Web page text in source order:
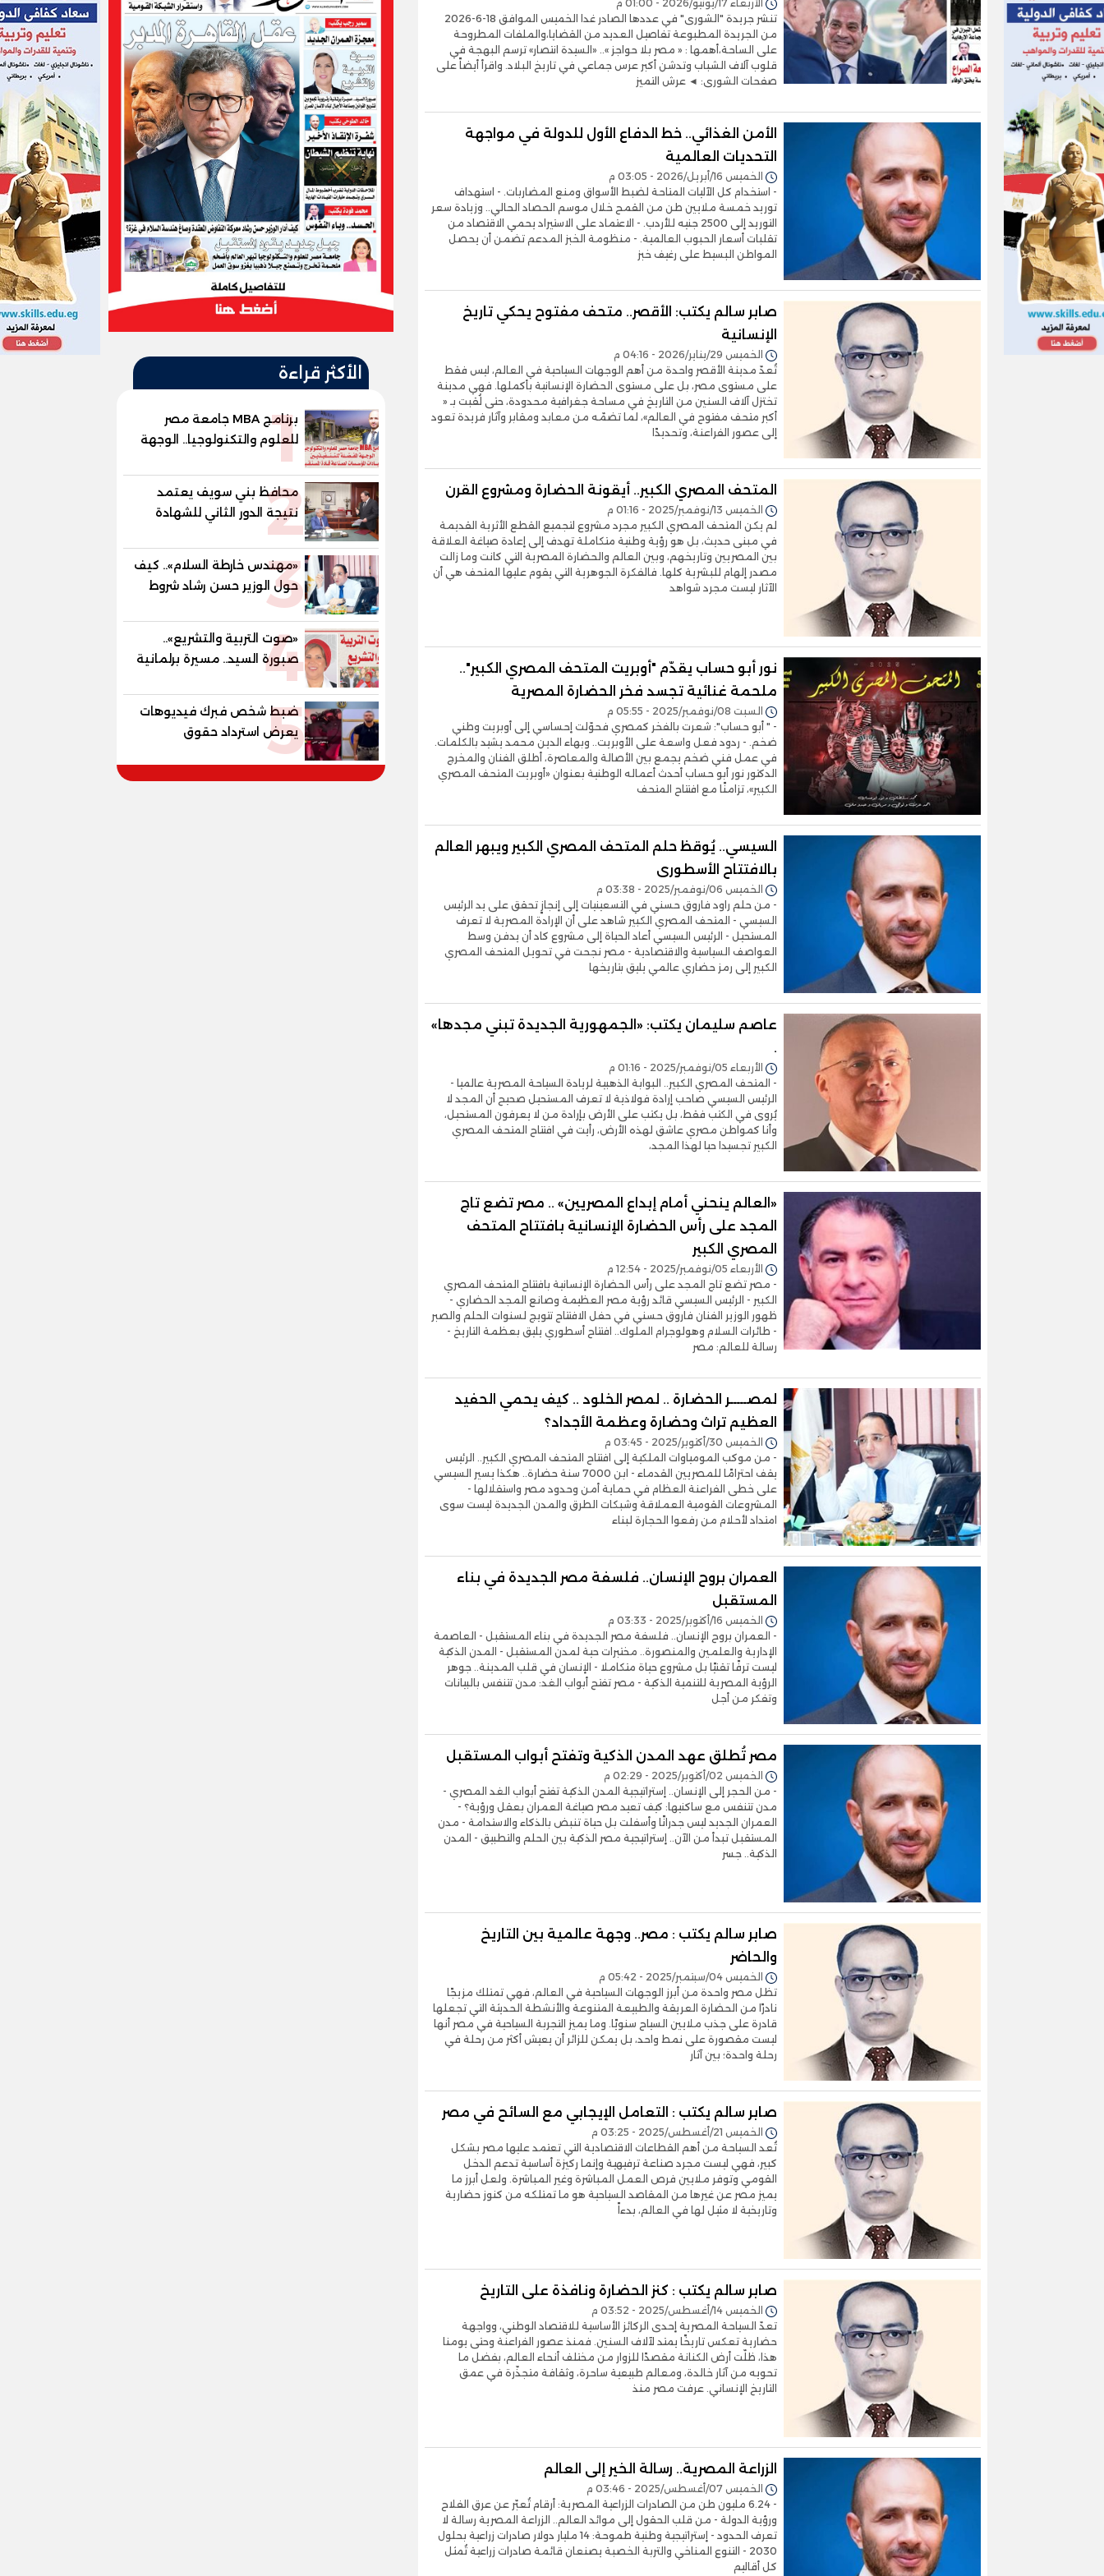
الأربعاء 17/يونيو/2026 - 01:00 م
تنشر جريدة "الشورى" في عددها الصادر غدا الخميس الموافق 18-6-2026
من الجريدة المطبوعة تفاصيل العديد من القضايا،والملفات المطروحة
على الساحة،أهمها : « مصر بلا حواجز ».. «السيدة انتصار» ترسم البهجة في
قلوب آلاف الشباب وتدشن أكبر عرس جماعي في تاريخ البلاد. واقرأ أيضاً على
صفحات الشورى: ◄ عرش التميز
الأمن الغذائي.. خط الدفاع الأول للدولة في مواجهة
التحديات العالمية
الخميس 16/أبريل/2026 - 03:05 م
- استخدام كل الآليات المتاحة لضبط الأسواق ومنع المضاربات. - استهداف
توريد خمسة ملايين طن من القمح خلال موسم الحصاد الحالي.. وزيادة سعر
التوريد إلى 2500 جنيه للأردب. - الاعتماد على الاستيراد يحمي الاقتصاد من
تقلبات أسعار الحبوب العالمية. - منظومة الخبز المدعم تضمن أن يحصل
المواطن البسيط على رغيف خبز
صابر سالم يكتب: الأقصر.. متحف مفتوح يحكي تاريخ
الإنسانية
الخميس 29/يناير/2026 - 04:16 م
تُعدّ مدينة الأقصر واحدة من أهم الوجهات السياحية في العالم، ليس فقط
على مستوى مصر، بل على مستوى الحضارة الإنسانية بأكملها. فهي مدينة
تختزل آلاف السنين من التاريخ في مساحة جغرافية محدودة، حتى لُقبت بـ «
أكبر متحف مفتوح في العالم»، لما تضمّه من معابد ومقابر وآثار فريدة تعود
إلى عصور الفراعنة، وتحديدًا
المتحف المصري الكبير.. أيقونة الحضارة ومشروع القرن
الخميس 13/نوفمبر/2025 - 01:16 م
لم يكن المتحف المصري الكبير مجرد مشروع لتجميع القطع الأثرية القديمة
في مبنى حديث، بل هو رؤية وطنية متكاملة تهدف إلى إعادة صياغة العلاقة
بين المصريين وتاريخهم، وبين العالم والحضارة المصرية التي كانت وما زالت
مصدر إلهام للبشرية كلها. فالفكرة الجوهرية التي يقوم عليها المتحف هي أن
الآثار ليست مجرد شواهد
نور أبو حساب يقدّم "أوبريت المتحف المصري الكبير"..
ملحمة غنائية تجسد فخر الحضارة المصرية
السبت 08/نوفمبر/2025 - 05:55 م
- " أبو حساب": شعرت بالفخر كمصري فحوّلت إحساسي إلى أوبريت وطني
ضخم. - ردود فعل واسعة على الأوبريت.. وبهاء الدين محمد يشيد بالكلمات.
في عمل فني ضخم يجمع بين الأصالة والمعاصرة، أطلق الفنان والمخرج
الدكتور نور أبو حساب أحدث أعماله الوطنية بعنوان «أوبريت المتحف المصري
الكبير»، تزامنًا مع افتتاح المتحف
السيسي.. يُوقظ حلم المتحف المصري الكبير ويبهر العالم
بالافتتاح الأسطورى
الخميس 06/نوفمبر/2025 - 03:38 م
- من حلم راود فاروق حسني في التسعينيات إلى إنجازٍ تحقق على يد الرئيس
السيسي - المتحف المصري الكبير شاهد على أن الإرادة المصرية لا تعرف
المستحيل - الرئيس السيسي أعاد الحياة إلى مشروع كاد أن يدفن وسط
العواصف السياسية والاقتصادية - مصر نجحت في تحويل المتحف المصري
الكبير إلى رمز حضاري عالمي يليق بتاريخها
عاصم سليمان يكتب: «الجمهورية الجديدة تبني مجدها»
.
الأربعاء 05/نوفمبر/2025 - 01:16 م
- المتحف المصري الكبير.. البوابة الذهبية لريادة السياحة المصرية عالميا -
الرئيس السيسي صاحب إرادة فولاذية لا تعرف المستحيل صحيح أن المجد لا
يُروى في الكتب فقط، بل يكتب على الأرض بإرادة من لا يعرفون المستحيل،
وأنا كمواطن مصري عاشق لهذه الأرض، رأيت في افتتاح المتحف المصري
الكبير تجسيدا حيا لهذا المجد،
«العالم ينحني أمام إبداع المصريين» .. مصر تضع تاج
المجد على رأس الحضارة الإنسانية بافتتاح المتحف
المصري الكبير
الأربعاء 05/نوفمبر/2025 - 12:54 م
- مصر تضع تاج المجد على رأس الحضارة الإنسانية بافتتاح المتحف المصري
الكبير - الرئيس السيسي قائد رؤية مصر العظيمة وصانع المجد الحضاري -
ظهور الوزير الفنان فاروق حسني في حفل الافتتاح تتويج لسنوات الحلم والصبر
- طائرات السلام وهولوجرام الملوك.. افتتاح أسطوري يليق بعظمة التاريخ -
رسالة للعالم: مصر
لمصـــــر الحضارة .. لمصر الخلود .. كيف يحمي الحفيد
العظيم تراث وحضارة وعظمة الأجداد؟
الخميس 30/أكتوبر/2025 - 03:45 م
- من موكب المومياوات الملكية إلى افتتاح المتحف المصري الكبير.. الرئيس
يقف احترامًا للمصريين القدماء - ابن 7000 سنة حضارة.. هكذا يسير السيسي
على خطى الفراعنة العظام في حماية أمن وحدود مصر واستقلالها -
المشروعات القومية العملاقة وشبكات الطرق والمدن الجديدة ليست سوى
امتداد لأحلام من رفعوا الحجارة لبناء
العمران بروح الإنسان.. فلسفة مصر الجديدة في بناء
المستقبل
الخميس 16/أكتوبر/2025 - 03:33 م
- العمران بروح الإنسان.. فلسفة مصر الجديدة في بناء المستقبل - العاصمة
الإدارية والعلمين والمنصورة.. مختبرات حية لمدن المستقبل - المدن الذكية
ليست ترفًا تقنيًا بل مشروع حياة متكاملا - الإنسان في قلب المدينة.. جوهر
الرؤية المصرية للتنمية الذكية - مصر تفتح أبواب الغد: مدن تتنفس بالبيانات
وتفكر من أجل
مصر تُطلق عهد المدن الذكية وتفتح أبواب المستقبل
الخميس 02/أكتوبر/2025 - 02:29 م
- من الحجر إلى الإنسان.. إستراتيجية المدن الذكية تفتح أبواب الغد المصري -
مدن تتنفس مع ساكنيها: كيف تعيد مصر صياغة العمران بعقل ورؤية؟ -
العمران الجديد ليس جدرانًا وأسفلت بل حياة تنبض بالذكاء والاستدامة - مدن
المستقبل تبدأ من الآن.. إستراتيجية مصر الذكية بين الحلم والتطبيق - المدن
الذكية.. جسر
صابر سالم يكتب : مصر.. وجهة عالمية بين التاريخ
والحاضر
الخميس 04/سبتمبر/2025 - 05:42 م
تظل مصر واحدة من أبرز الوجهات السياحية في العالم، فهي تمتلك مزيجًا
نادرًا من الحضارة العريقة والطبيعة المتنوعة والأنشطة الحديثة التي تجعلها
قادرة على جذب ملايين السياح سنويًا. وما يميز التجربة السياحية في مصر أنها
ليست مقصورة على نمط واحد، بل يمكن للزائر أن يعيش أكثر من رحلة في
رحلة واحدة؛ بين آثار
صابر سالم يكتب : التعامل الإيجابي مع السائح في مصر
الخميس 21/أغسطس/2025 - 03:25 م
تُعد السياحة من أهم القطاعات الاقتصادية التي تعتمد عليها مصر بشكل
كبير، فهي ليست مجرد صناعة ترفيهية وإنما ركيزة أساسية تدعم الدخل
القومي وتوفر ملايين فرص العمل المباشرة وغير المباشرة. ولعل أبرز ما
يميز مصر عن غيرها من المقاصد السياحية هو ما تمتلكه من كنوز حضارية
وتاريخية لا مثيل لها في العالم، بدءاً
صابر سالم يكتب : كنز الحضارة ونافذة على التاريخ
الخميس 14/أغسطس/2025 - 03:52 م
تعدّ السياحة المصرية إحدى الركائز الأساسية للاقتصاد الوطني، وواجهة
حضارية تعكس تاريخًا يمتد لآلاف السنين. فمنذ عصور الفراعنة وحتى يومنا
هذا، ظلّت أرض الكنانة مقصدًا للزوار من مختلف أنحاء العالم، بفضل ما
تحويه من آثار خالدة، ومعالم طبيعية ساحرة، وثقافة متجذّرة في عمق
التاريخ الإنساني. عرفت مصر منذ
الزراعة المصرية.. رسالة الخير إلى العالم
الخميس 07/أغسطس/2025 - 03:46 م
- 6.24 مليون طن من الصادرات الزراعية المصرية: أرقام تُعبّر عن عرق الفلاح
ورؤية الدولة - من قلب الحقول إلى موائد العالم.. الزراعة المصرية رسالة لا
تعرف الحدود - إستراتيجية وطنية طموحة: 14 مليار دولار صادرات زراعية بحلول
2030 - التنوع المناخي والتربة الخصبة يصنعان قائمة صادرات زراعية تُمثل
كل أقاليم
الأكثر قراءة
1
برنامج MBA جامعة مصر
للعلوم والتكنولوجيا.. الوجهة
المفضلة للتنفيذيين وقيادات
المستقبل
2
محافظ بني سويف يعتمد
نتيجة الدور الثاني للشهادة
الإعدادية العامة بنسبة
منازل.. و70.56% للمهنية ..
و100% للصُم وضعاف السمع3
«مهندس خارطة السلام».. كيف
حول الوزير حسن رشاد شروط
الحرب المعقدة إلى "خارطة
4
«صوت التربية والتشريع»..
صبورة السيد.. مسيرة برلمانية
وتربوية تجمع بين تشريع
الإنسان المصري
5
ضبط شخص فبرك فيديوهات
يعرض استرداد حقوق
المواطنين بالقوة